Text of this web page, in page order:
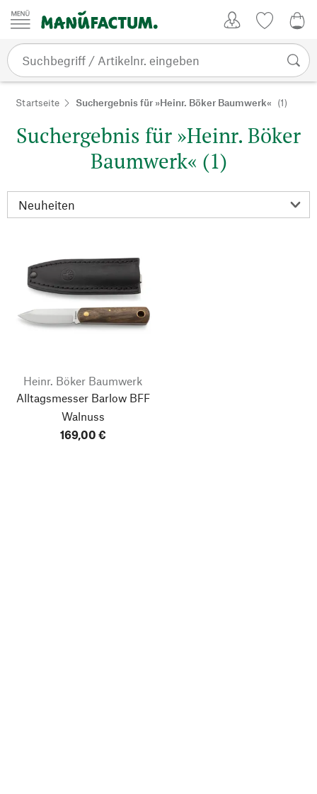
Zum Inhalt springen
Startseite Suchergebnis für »Heinr. Böker Baumwerk« (1)
Suchergebnis für »Heinr. Böker
Baumwerk« (1)
Heinr. Böker Baumwerk
Alltagsmesser Barlow BFF
Walnuss
169,00 €